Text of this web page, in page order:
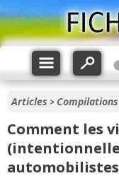
Articles > Compilations
Comment les
automobilistes